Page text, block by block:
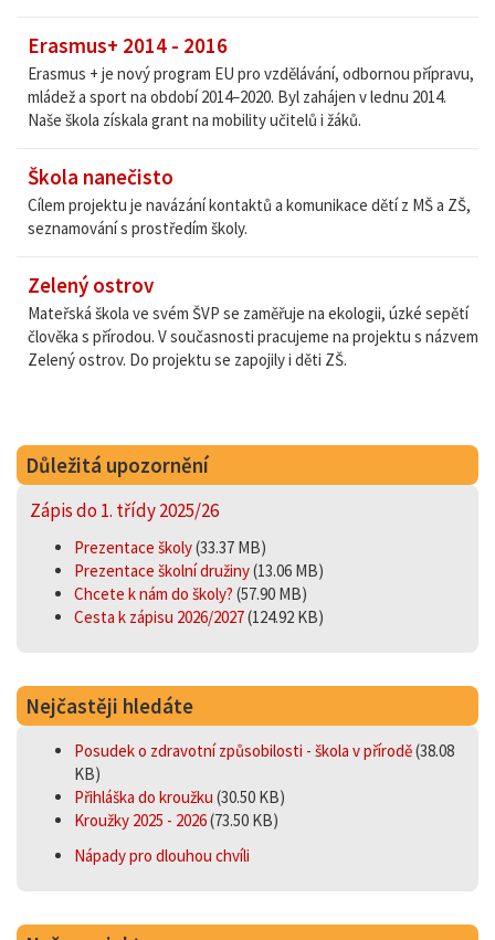
Erasmus+ 2014 - 2016
Erasmus + je nový program EU pro vzdělávání, odbornou přípravu,
mládež a sport na období 2014–2020. Byl zahájen v lednu 2014.
Naše škola získala grant na mobility učitelů i žáků.
Škola nanečisto
Cílem projektu je navázání kontaktů a komunikace dětí z MŠ a ZŠ,
seznamování s prostředím školy.
Zelený ostrov
Mateřská škola ve svém ŠVP se zaměřuje na ekologii, úzké sepětí
člověka s přírodou. V současnosti pracujeme na projektu s názvem
Zelený ostrov. Do projektu se zapojily i děti ZŠ.
Důležitá upozornění
Zápis do 1. třídy 2025/26
Prezentace školy(33.37 MB)
Prezentace školní družiny(13.06 MB)
Chcete k nám do školy? (57.90 MB)
Cesta k zápisu 2026/2027(124.92 KB)
Nejčastěji hledáte
Posudek o zdravotní způsobilosti - škola v přírodě(38.08
KB)
Přihláška do kroužku (30.50 KB)
Kroužky 2025 - 2026(73.50 KB)
Nápady pro dlouhou chvíli